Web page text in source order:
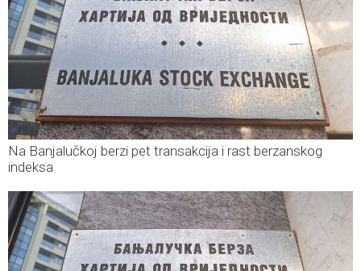
Na Banjalučkoj berzi pet transakcija i rast berzanskog
indeksa